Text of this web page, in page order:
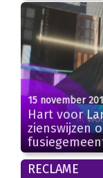
15 november
Hart voor
zienswijzen
RECLAME